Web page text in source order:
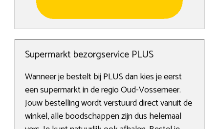
Supermarkt bezorgservice PLUS
Wanneer je bestelt bij PLUS dan kies je eerst
een supermarkt in de regio Oud-Vossemeer.
Jouw bestelling wordt verstuurd direct vanuit de
winkel, alle boodschappen zijn dus helemaal